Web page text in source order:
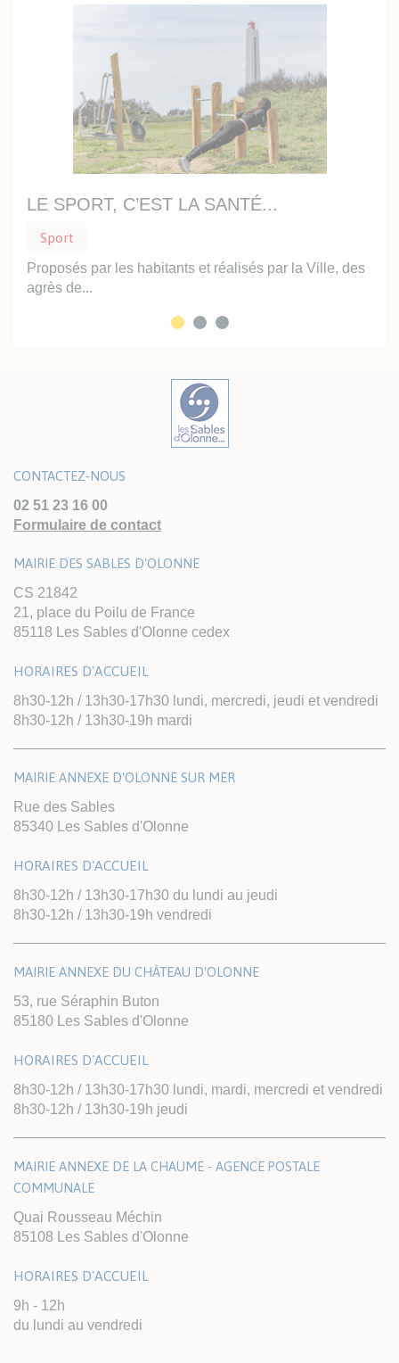
LE SPORT, C’EST LA SANTÉ...
Sport
Proposés par les habitants et réalisés par la Ville, des
agrès de...
CONTACTEZ-NOUS
02 51 23 16 00
Formulaire de contact
MAIRIE DES SABLES D'OLONNE
CS 21842
21, place du Poilu de France
85118 Les Sables d'Olonne cedex
HORAIRES D'ACCUEIL
8h30-12h / 13h30-17h30 lundi, mercredi, jeudi et vendredi
8h30-12h / 13h30-19h mardi
MAIRIE ANNEXE D'OLONNE SUR MER
Rue des Sables
85340 Les Sables d'Olonne
HORAIRES D'ACCUEIL
8h30-12h / 13h30-17h30 du lundi au jeudi
8h30-12h / 13h30-19h vendredi
MAIRIE ANNEXE DU CHÂTEAU D'OLONNE
53, rue Séraphin Buton
85180 Les Sables d'Olonne
HORAIRES D'ACCUEIL
8h30-12h / 13h30-17h30 lundi, mardi, mercredi et vendredi
8h30-12h / 13h30-19h jeudi
MAIRIE ANNEXE DE LA CHAUME - AGENCE POSTALE
COMMUNALE
Quai Rousseau Méchin
85108 Les Sables d'Olonne
HORAIRES D'ACCUEIL
9h - 12h
du lundi au vendredi